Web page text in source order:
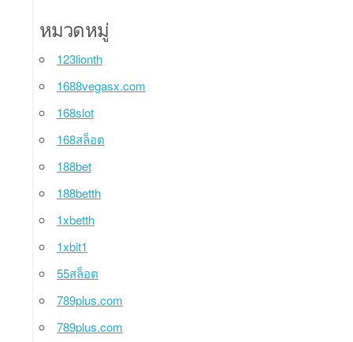
หมวดหมู่
123lionth
1688vegasx.com
168slot
168สล็อต
188bet
188betth
1xbetth
1xbit1
55สล็อต
789plus.com
789plus.com